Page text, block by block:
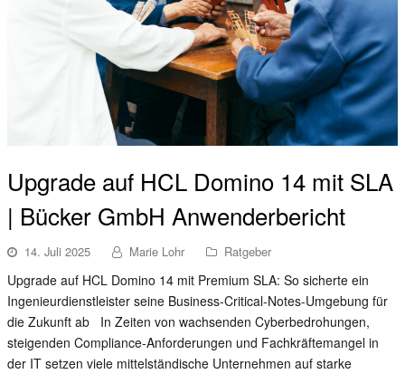
Upgrade auf HCL Domino 14 mit SLA
| Bücker GmbH Anwenderbericht
14. Juli 2025 Marie Lohr Ratgeber
Upgrade auf HCL Domino 14 mit Premium SLA: So sicherte ein
Ingenieurdienstleister seine Business-Critical-Notes-Umgebung für
die Zukunft ab In Zeiten von wachsenden Cyberbedrohungen,
steigenden Compliance-Anforderungen und Fachkräftemangel in
der IT setzen viele mittelständische Unternehmen auf starke